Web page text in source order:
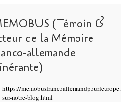
(Témoin &
de la Mémoire
allemande
https://
sur-notre-blog.html